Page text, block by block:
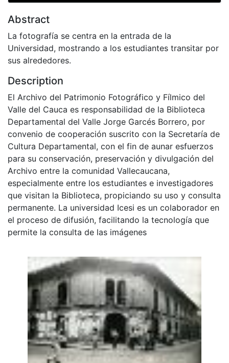
Abstract
La fotografía se centra en la entrada de la
Universidad, mostrando a los estudiantes transitar por
sus alrededores.
Description
El Archivo del Patrimonio Fotográfico y Fílmico del
Valle del Cauca es responsabilidad de la Biblioteca
Departamental del Valle Jorge Garcés Borrero, por
convenio de cooperación suscrito con la Secretaría de
Cultura Departamental, con el fin de aunar esfuerzos
para su conservación, preservación y divulgación del
Archivo entre la comunidad Vallecaucana,
especialmente entre los estudiantes e investigadores
que visitan la Biblioteca, propiciando su uso y consulta
permanente. La universidad Icesi es un colaborador en
el proceso de difusión, facilitando la tecnología que
permite la consulta de las imágenes